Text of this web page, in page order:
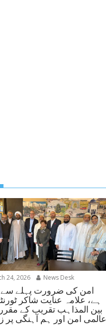
24, 2026 News Desk
امن کی ضرورت پہلے سے
ہے، علامہ عنایت شاکر
بین المذاہب تقریب کے
عالمی امن اور ہم آہنگی پر